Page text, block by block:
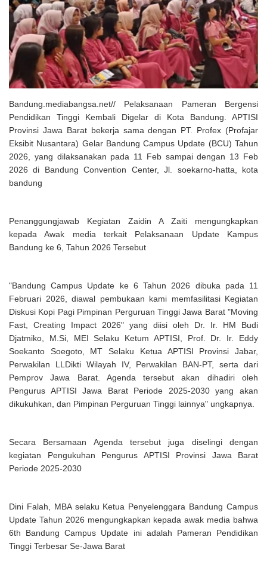
Uji Coba Program NADI JKN
Bandung.mediabangsa.net// Pelaksanaan Pameran Bergensi
Pendidikan Tinggi Kembali Digelar di Kota Bandung. APTISI
Provinsi Jawa Barat bekerja sama dengan PT. Profex (Profajar
Eksibit Nusantara) Gelar Bandung Campus Update (BCU) Tahun
2026, yang dilaksanakan pada 11 Feb sampai dengan 13 Feb
2026 di Bandung Convention Center, Jl. soekarno-hatta, kota
bandung
Penanggungjawab Kegiatan Zaidin A Zaiti mengungkapkan
kepada Awak media terkait Pelaksanaan Update Kampus
Bandung ke 6, Tahun 2026 Tersebut
"Bandung Campus Update ke 6 Tahun 2026 dibuka pada 11
Februari 2026, diawal pembukaan kami memfasilitasi Kegiatan
Diskusi Kopi Pagi Pimpinan Perguruan Tinggi Jawa Barat "Moving
Fast, Creating Impact 2026" yang diisi oleh Dr. Ir. HM Budi
Djatmiko, M.Si, MEI Selaku Ketum APTISI, Prof. Dr. Ir. Eddy
Soekanto Soegoto, MT Selaku Ketua APTISI Provinsi Jabar,
Perwakilan LLDikti Wilayah IV, Perwakilan BAN-PT, serta dari
Pemprov Jawa Barat. Agenda tersebut akan dihadiri oleh
Pengurus APTISI Jawa Barat Periode 2025-2030 yang akan
dikukuhkan, dan Pimpinan Perguruan Tinggi lainnya" ungkapnya.
Secara Bersamaan Agenda tersebut juga diselingi dengan
kegiatan Pengukuhan Pengurus APTISI Provinsi Jawa Barat
Periode 2025-2030
Dini Falah, MBA selaku Ketua Penyelenggara Bandung Campus
Update Tahun 2026 mengungkapkan kepada awak media bahwa
6th Bandung Campus Update ini adalah Pameran Pendidikan
Tinggi Terbesar Se-Jawa Barat